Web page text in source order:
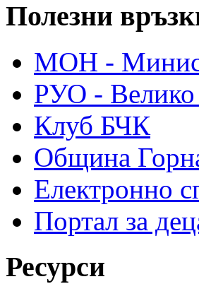
Полезни
МОН -
РУО - Велико
Клуб БЧК
Община
Електронно
Портал за
Ресурси